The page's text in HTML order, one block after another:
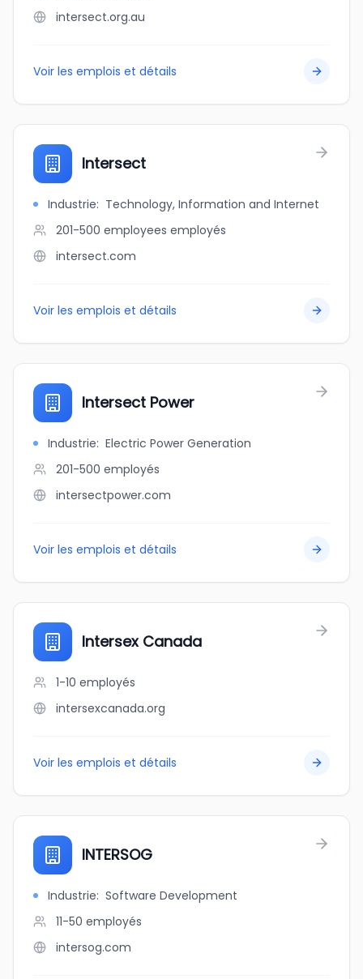
intersect.org.au
Voir les emplois et détails
Intersect
Industrie: Technology, Information and Internet
201-500 employees employés
intersect.com
Voir les emplois et détails
Intersect Power
Industrie: Electric Power Generation
201-500 employés
intersectpower.com
Voir les emplois et détails
Intersex Canada
1-10 employés
intersexcanada.org
Voir les emplois et détails
INTERSOG
Industrie: Software Development
11-50 employés
intersog.com